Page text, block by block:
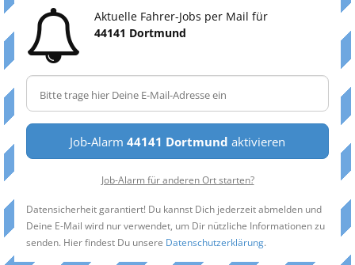
Aktuelle Fahrer-Jobs per Mail für
44141 Dortmund
Job-Alarm 44141 Dortmund aktivieren
Job-Alarm für anderen Ort starten?
Datensicherheit garantiert! Du kannst Dich jederzeit abmelden und
Deine E-Mail wird nur verwendet, um Dir nützliche Informationen zu
senden. Hier findest Du unsere Datenschutzerklärung.